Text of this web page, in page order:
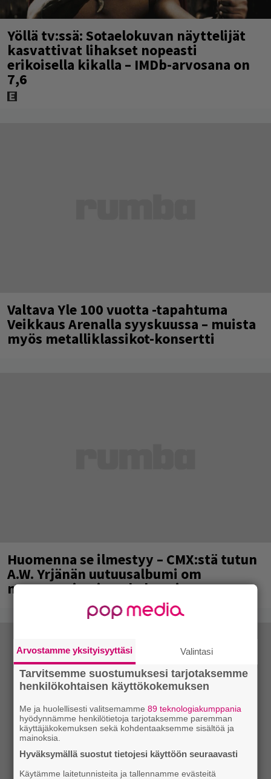
Yöllä tv:ssä: Sotaelokuvan näyttelijät
kasvattivat lihakset nopeasti
erikoisella kikalla – IMDb-arvosana on
7,6
Valtava Yle 100 vuotta -tapahtuma
Veikkaus Arenalla syyskuussa – muista
myös metalliklassikot-konsertti
Huomenna se ilmestyy – CMX:stä tutun
A.W. Yrjänän uutuusalbumi om
mammuttimainen kokonaisuus
Arvostamme yksityisyyttäsi Valintasi
Tarvitsemme suostumuksesi tarjotaksemme
henkilökohtaisen käyttökokemuksen
Me ja huolellisesti valitsemamme89 teknologiakumppania
hyödynnämme henkilötietoja tarjotaksemme paremman
käyttäjäkokemuksen sekä kohdentaaksemme sisältöä ja
mainoksia.
Hyväksymällä suostut tietojesi käyttöön seuraavasti
Käytämme laitetunnisteita ja tallennamme evästeitä